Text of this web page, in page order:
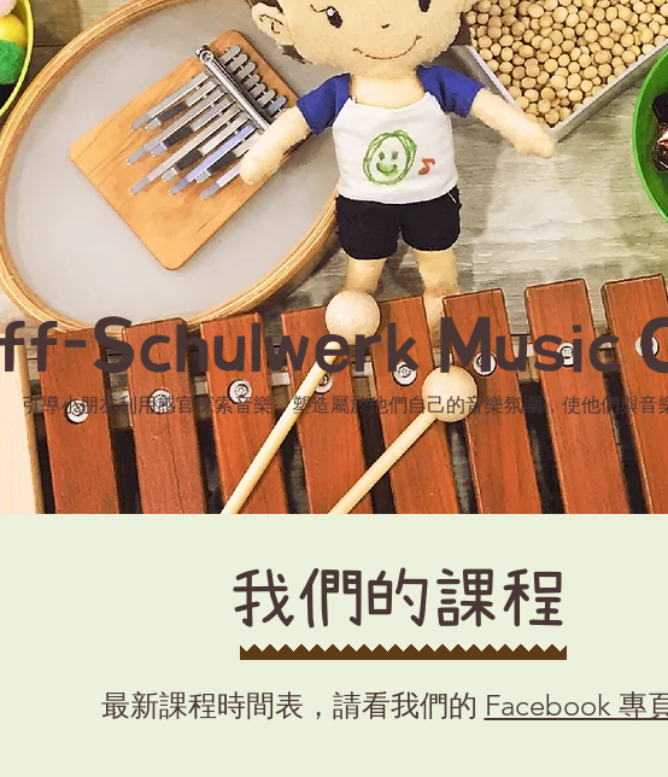
Schulwerk Music
引導小朋友利用感官探索音樂，塑造屬於他們自己的音樂氛圍，使他們與
我們的課程
​最新課程時間表，請看我們的 Facebook 專